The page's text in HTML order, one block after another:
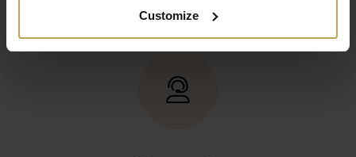
Customize